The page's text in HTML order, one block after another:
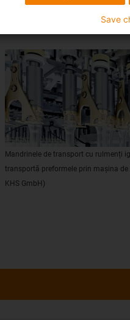
Mandrinele de transport cu rulmenți
transportă preformele prin mașina de
KHS GmbH)
Save